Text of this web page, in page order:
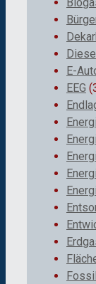
Diesel
E-
EEG